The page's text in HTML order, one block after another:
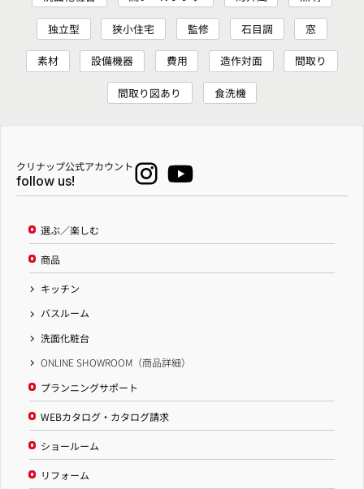
独立型 狭小住宅 監修 石目調 窓
素材 設備機器 費用 造作対面 間取り
間取り図あり 食洗機
クリナップ公式アカウント
follow us!
選ぶ／楽しむ
商品
キッチン
バスルーム
洗面化粧台
ONLINE SHOWROOM（商品詳細）
プランニングサポート
WEBカタログ・カタログ請求
ショールーム
リフォーム